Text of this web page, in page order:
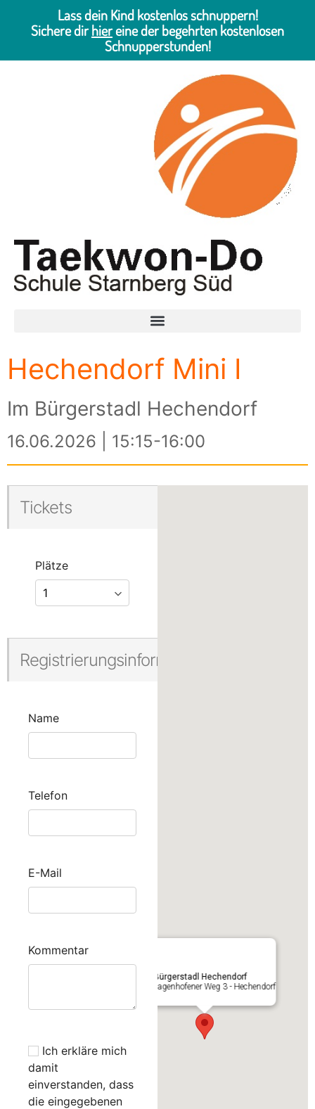
Lass dein Kind kostenlos schnuppern!
Sichere dirhiereine der begehrten kostenlosen
Schnupperstunden!
Hechendorf Mini I
Im Bürgerstadl Hechendorf
16.06.2026 | 15:15-16:00
Tickets
Plätze
Registrierungsinformationen
Name
Telefon
E-Mail
Kommentar
Ich erkläre mich
damit
einverstanden, dass
die eingegebenen
Im Bürgerstadl Hechendorf
Schlagenhofener Weg 3 - Hechendorf